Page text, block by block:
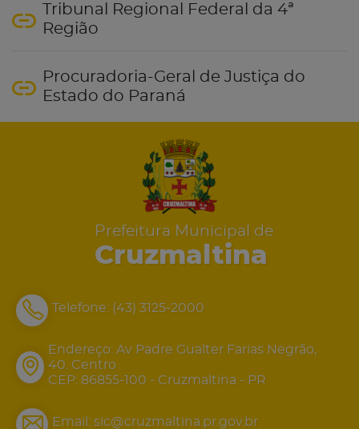
Tribunal Regional Federal da 4ª
Região
Procuradoria-Geral de Justiça do
Estado do Paraná
Prefeitura Municipal de
Cruzmaltina
Telefone: (43) 3125-2000
Endereço: Av Padre Gualter Farias Negrão,
40. Centro
CEP: 86855-100 - Cruzmaltina - PR
Email: sic@cruzmaltina.pr.gov.br